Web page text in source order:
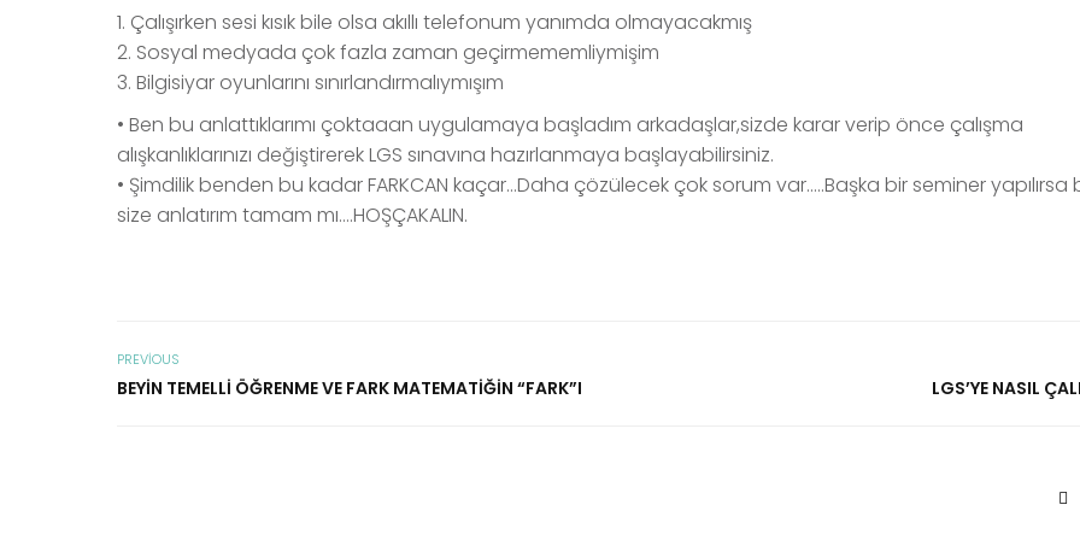
1. Çalışırken sesi kısık bile olsa akıllı telefonum yanımda olmayacakmış
2. Sosyal medyada çok fazla zaman geçirmememliymişim
3. Bilgisiyar oyunlarını sınırlandırmalıymışım
• Ben bu anlattıklarımı çoktaaan uygulamaya başladım arkadaşlar,sizde karar verip önce çalışma
alışkanlıklarınızı değiştirerek LGS sınavına hazırlanmaya başlayabilirsiniz.
• Şimdilik benden bu kadar FARKCAN kaçar…Daha çözülecek çok sorum var…..Başka bir seminer yapılırsa
size anlatırım tamam mı….HOŞÇAKALIN.
PREVIOUS
BEYIN TEMELLI ÖĞRENME VE FARK MATEMATIĞIN “FARK”I LGS’YE NASIL